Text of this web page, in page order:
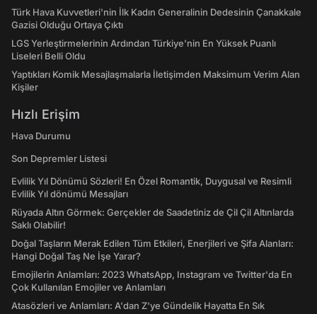
Türk Hava Kuvvetleri'nin İlk Kadın Generalinin Dedesinin Çanakkale
Gazisi Olduğu Ortaya Çıktı
LGS Yerleştirmelerinin Ardından Türkiye'nin En Yüksek Puanlı
Liseleri Belli Oldu
Yaptıkları Komik Mesajlaşmalarla İletişimden Maksimum Verim Alan
Kişiler
Hızlı Erişim
Hava Durumu
Son Depremler Listesi
Evlilik Yıl Dönümü Sözleri! En Özel Romantik, Duygusal ve Resimli
Evlilik Yıl dönümü Mesajları
Rüyada Altın Görmek: Gerçekler de Saadetiniz de Çil Çil Altınlarda
Saklı Olabilir!
Doğal Taşların Merak Edilen Tüm Etkileri, Enerjileri ve Şifa Alanları:
Hangi Doğal Taş Ne İşe Yarar?
Emojilerin Anlamları: 2023 WhatsApp, Instagram ve Twitter'da En
Çok Kullanılan Emojiler ve Anlamları
Atasözleri ve Anlamları: A'dan Z'ye Gündelik Hayatta En Sık